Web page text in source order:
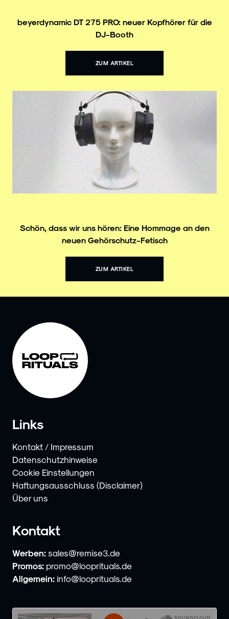
beyerdynamic DT 275 PRO: neuer Kopfhörer für die
DJ-Booth
ZUM ARTIKEL
Schön, dass wir uns hören: Eine Hommage an den
neuen Gehörschutz-Fetisch
ZUM ARTIKEL
Links
Kontakt / Impressum
Datenschutzhinweise
Cookie Einstellungen
Haftungsausschluss (Disclaimer)
Über uns
Kontakt
Werben: sales@remise3.de
Promos: promo@looprituals.de
Allgemein: info@looprituals.de